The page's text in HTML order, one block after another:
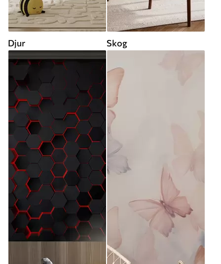
Djur Skog